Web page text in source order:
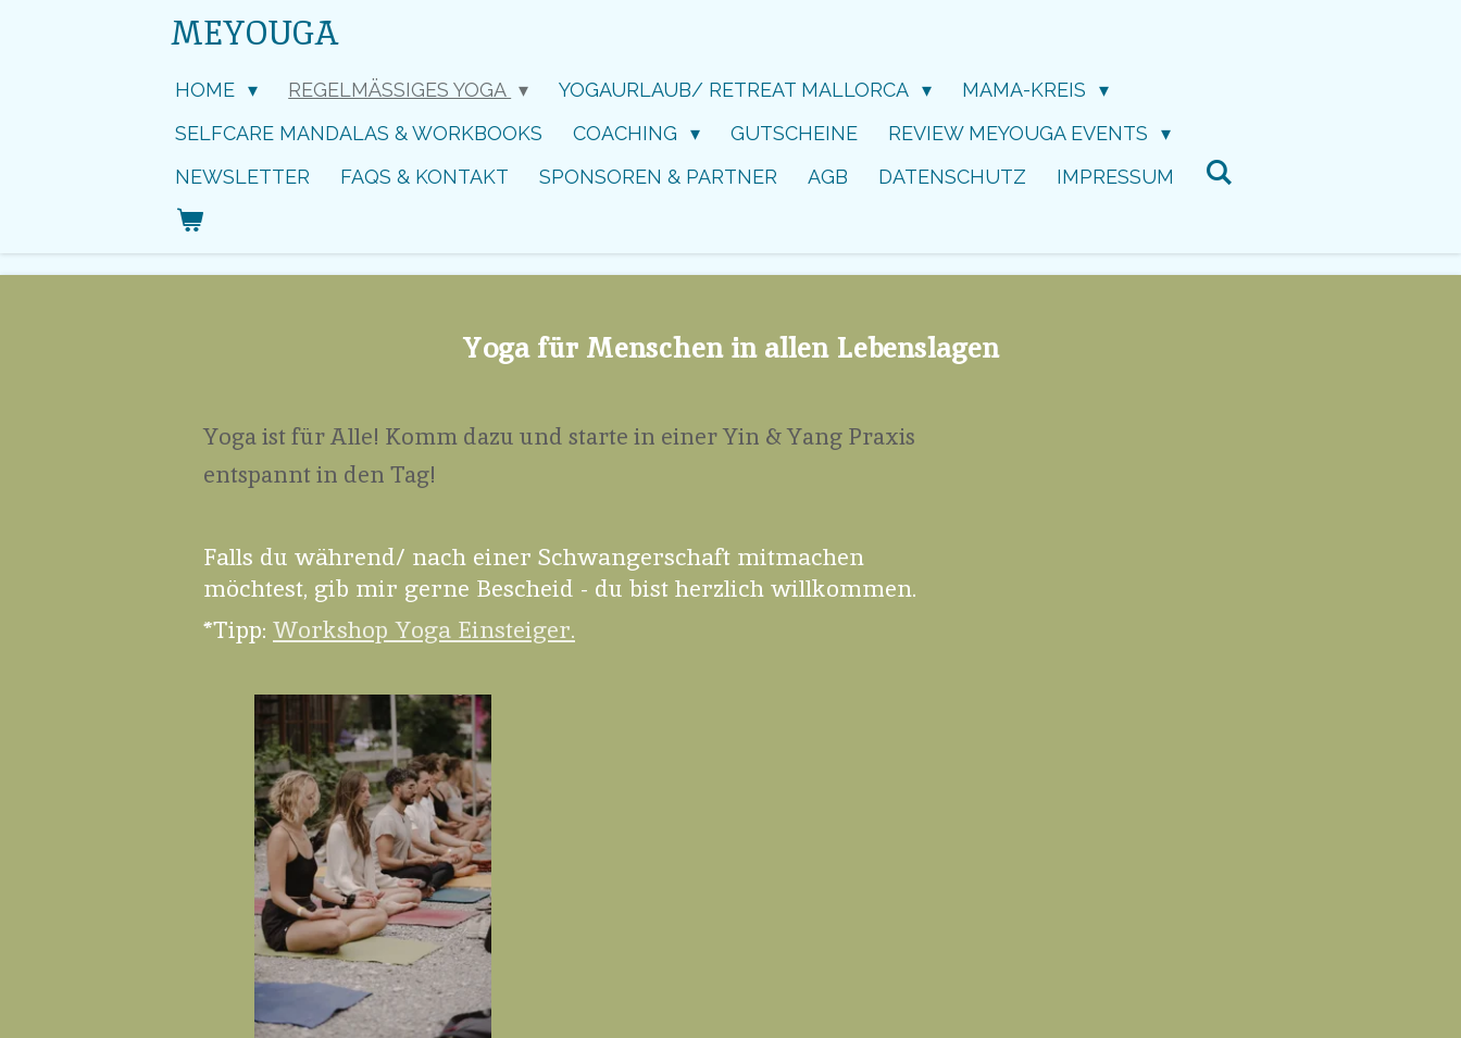
MEYOUGA
HOME REGELMÄSSIGES YOGA YOGAURLAUB/ RETREAT MALLORCA
MAMA-KREIS
SELFCARE MANDALAS & WORKBOOKS
COACHING GUTSCHEINE
REVIEW MEYOUGA EVENTS
NEWSLETTER
FAQS & KONTAKT SPONSOREN & PARTNER AGB DATENSCHUTZ IMPRESSUM
Yoga für Menschen in allen Lebenslagen
Yoga ist für Alle! Komm dazu und starte in einer Yin & Yang Praxis
entspannt in den Tag!
Falls du während/ nach einer Schwangerschaft mitmachen
möchtest, gib mir gerne Bescheid - du bist herzlich willkommen.
*Tipp: Workshop Yoga Einsteiger.